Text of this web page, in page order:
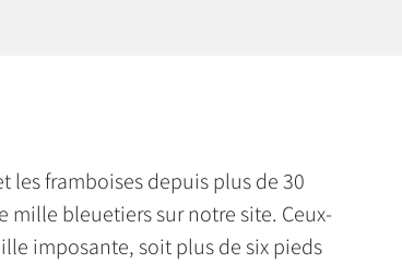
les framboises depuis plus de 30
mille bleuetiers sur notre site. Ceux-
imposante, soit plus de six pieds